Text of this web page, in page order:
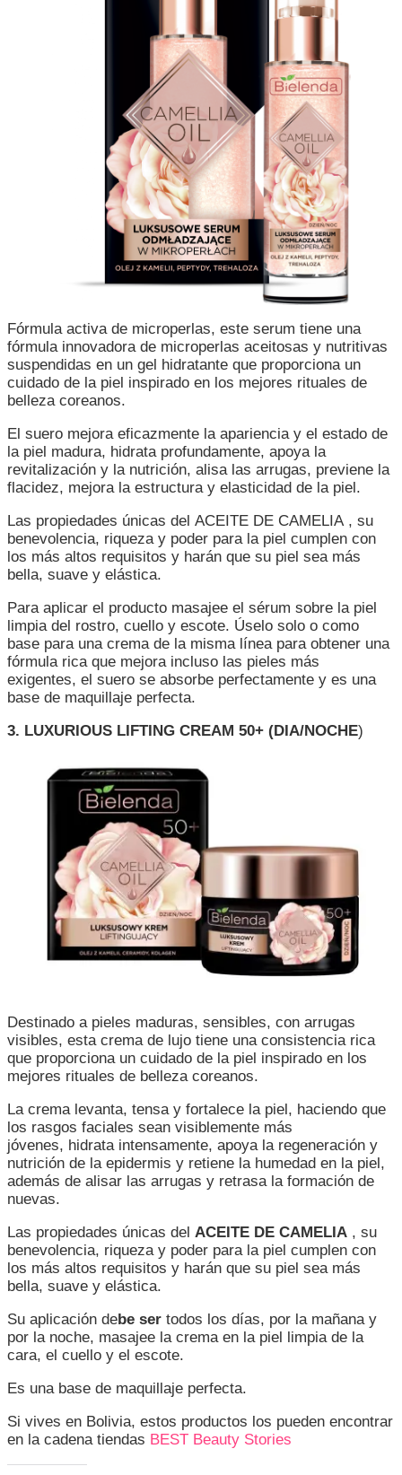
Fórmula activa de microperlas, este serum tiene una
fórmula innovadora de microperlas aceitosas y nutritivas
suspendidas en un gel hidratante que proporciona un
cuidado de la piel inspirado en los mejores rituales de
belleza coreanos.
El suero mejora eficazmente la apariencia y el estado de
la piel madura, hidrata profundamente, apoya la
revitalización y la nutrición, alisa las arrugas, previene la
flacidez, mejora la estructura y elasticidad de la piel.
Las propiedades únicas del ACEITE DE CAMELIA , su
benevolencia, riqueza y poder para la piel cumplen con
los más altos requisitos y harán que su piel sea más
bella, suave y elástica.
Para aplicar el producto masajee el sérum sobre la piel
limpia del rostro, cuello y escote. Úselo solo o como
base para una crema de la misma línea para obtener una
fórmula rica que mejora incluso las pieles más
exigentes, el suero se absorbe perfectamente y es una
base de maquillaje perfecta.
3. LUXURIOUS LIFTING CREAM 50+ (DIA/NOCHE)
Destinado a pieles maduras, sensibles, con arrugas
visibles, esta crema de lujo tiene una consistencia rica
que proporciona un cuidado de la piel inspirado en los
mejores rituales de belleza coreanos.
La crema levanta, tensa y fortalece la piel, haciendo que
los rasgos faciales sean visiblemente más
jóvenes, hidrata intensamente, apoya la regeneración y
nutrición de la epidermis y retiene la humedad en la piel,
además de alisar las arrugas y retrasa la formación de
nuevas.
Las propiedades únicas del ACEITE DE CAMELIA , su
benevolencia, riqueza y poder para la piel cumplen con
los más altos requisitos y harán que su piel sea más
bella, suave y elástica.
Su aplicación debe ser todos los días, por la mañana y
por la noche, masajee la crema en la piel limpia de la
cara, el cuello y el escote.
Es una base de maquillaje perfecta.
Si vives en Bolivia, estos productos los pueden encontrar
en la cadena tiendas BEST Beauty Stories